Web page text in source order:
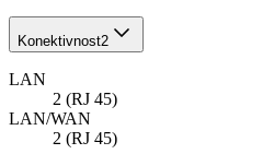
Konektivnost2
LAN
2 (RJ 45)
LAN/WAN
2 (RJ 45)